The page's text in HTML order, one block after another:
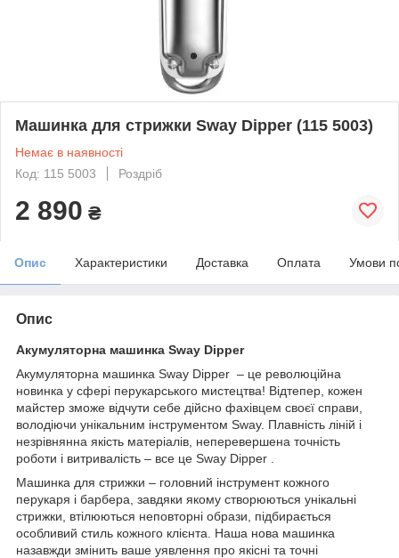
Машинка для стрижки Sway Dipper (115 5003)
Немає в наявності
Код: 115 5003
Роздріб
2 890 ₴
Опис Характеристики Доставка Оплата Умови
Опис
Акумуляторна машинка Sway Dipper
Акумуляторна машинка Sway Dipper – це революційна
новинка у сфері перукарського мистецтва! Відтепер, кожен
майстер зможе відчути себе дійсно фахівцем своєї справи,
володіючи унікальним інструментом Sway. Плавність ліній і
незрівнянна якість матеріалів, неперевершена точність
роботи і витривалість – все це Sway Dipper .
Машинка для стрижки – головний інструмент кожного
перукаря і барбера, завдяки якому створюються унікальні
стрижки, втілюються неповторні образи, підбирається
особливий стиль кожного клієнта. Наша нова машинка
назавжди змінить ваше уявлення про якісні та точні